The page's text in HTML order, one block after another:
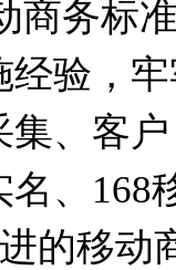
商务标
经验，
集、客
、168
的移动